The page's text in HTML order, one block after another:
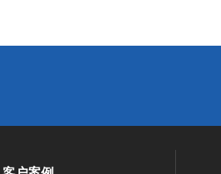
暖通自控系统的常见误区：这些错误会让节能效果大打折扣‌